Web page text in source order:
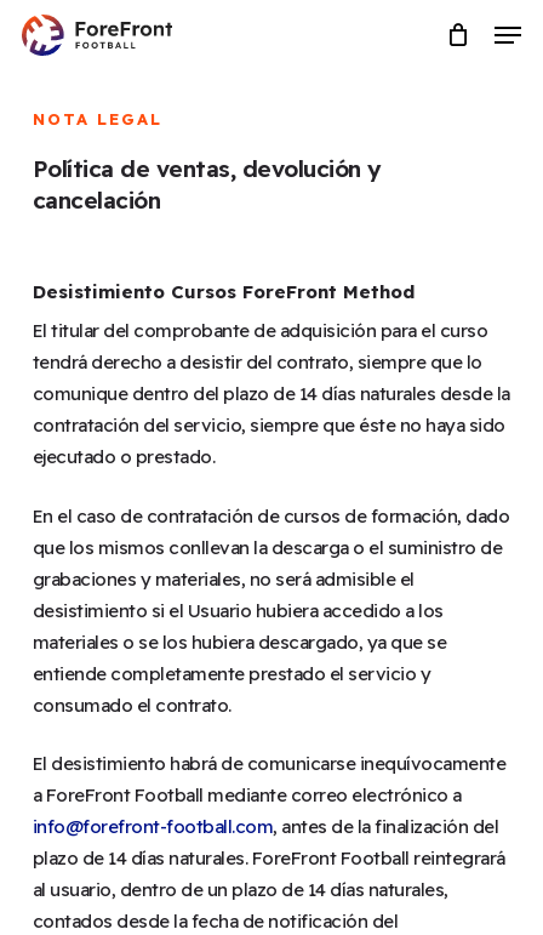
Saltar
principalNOTA LEGAL
Política de ventas, devolución y
cancelación
Desistimiento Cursos ForeFront Method
El titular del comprobante de adquisición para el curso
tendrá derecho a desistir del contrato, siempre que lo
comunique dentro del plazo de 14 días naturales desde la
contratación del servicio, siempre que éste no haya sido
ejecutado o prestado.
En el caso de contratación de cursos de formación, dado
que los mismos conllevan la descarga o el suministro de
grabaciones y materiales, no será admisible el
desistimiento si el Usuario hubiera accedido a los
materiales o se los hubiera descargado, ya que se
entiende completamente prestado el servicio y
consumado el contrato.
El desistimiento habrá de comunicarse inequívocamente
a ForeFront Football mediante correo electrónico a
info@forefront-football.com, antes de la finalización del
plazo de 14 días naturales. ForeFront Football reintegrará
al usuario, dentro de un plazo de 14 días naturales,
contados desde la fecha de notificación del